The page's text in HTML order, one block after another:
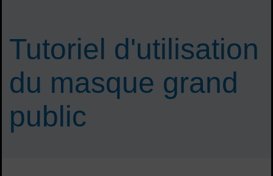
Tutoriel d'utilisation
du masque grand
public